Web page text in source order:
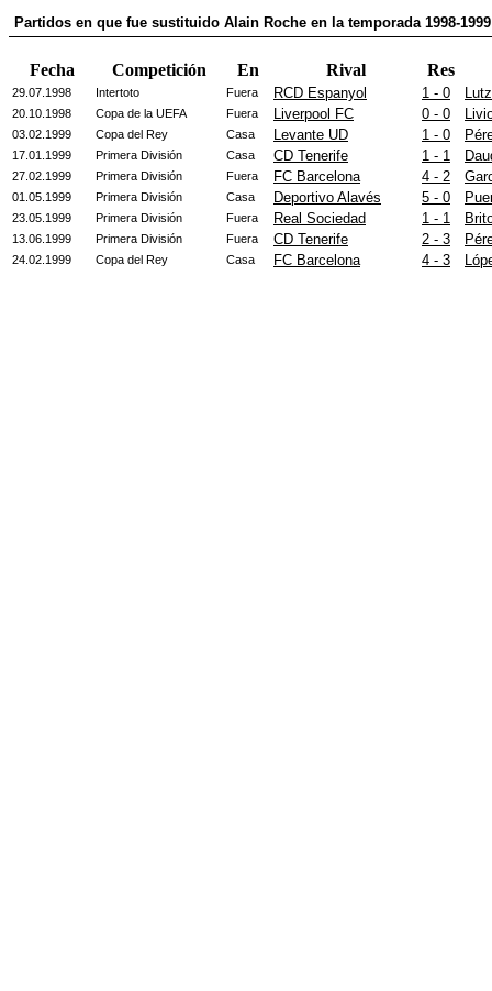
Partidos en que fue sustituido Alain Roche en la temporada 1998-1999
Fecha Competición En Rival Res
29.07.1998 Intertoto Fuera RCD Espanyol 1 - 0
20.10.1998 Copa de la UEFA Fuera Liverpool FC 0 - 0
03.02.1999 Copa del Rey Casa Levante UD 1 - 0
17.01.1999 Primera División Casa CD Tenerife 1 - 1
27.02.1999 Primera División Fuera FC Barcelona 4 - 2
01.05.1999 Primera División Casa Deportivo Alavés 5 - 0
23.05.1999 Primera División Fuera Real Sociedad 1 - 1
13.06.1999 Primera División Fuera CD Tenerife 2 - 3
24.02.1999 Copa del Rey Casa FC Barcelona 4 - 3